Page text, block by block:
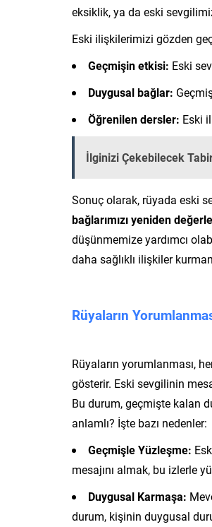
eksiklik, ya da eski
Eski ilişkilerimizi gözden
Geçmişin etkisi: Eski
Duygusal bağlar:
Öğrenilen dersler: Eski
İlginizi Çekebilecek
Sonuç olarak, rüyada eski
bağlarımızı yeniden
düşünmemize yardımcı
daha sağlıklı ilişkiler
Rüyaların
Rüyaların yorumlanması,
gösterir. Eski sevgilinin
Bu durum, geçmişte kalan
anlamlı? İşte bazı nedenler:
Geçmişle Yüzleşme:
mesajını almak, bu izlerle
Duygusal Karmaşa:
durum, kişinin duygusal